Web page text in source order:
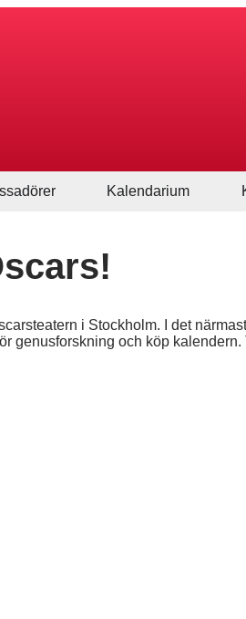
Kalendarium
i Stockholm. I det
genusforskning och köp